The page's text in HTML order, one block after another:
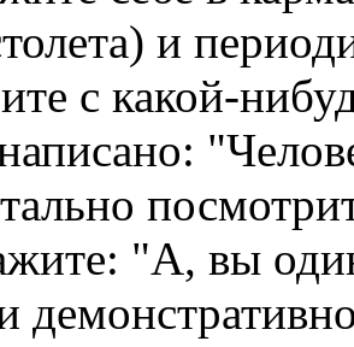
и
с какой-
"А, вы